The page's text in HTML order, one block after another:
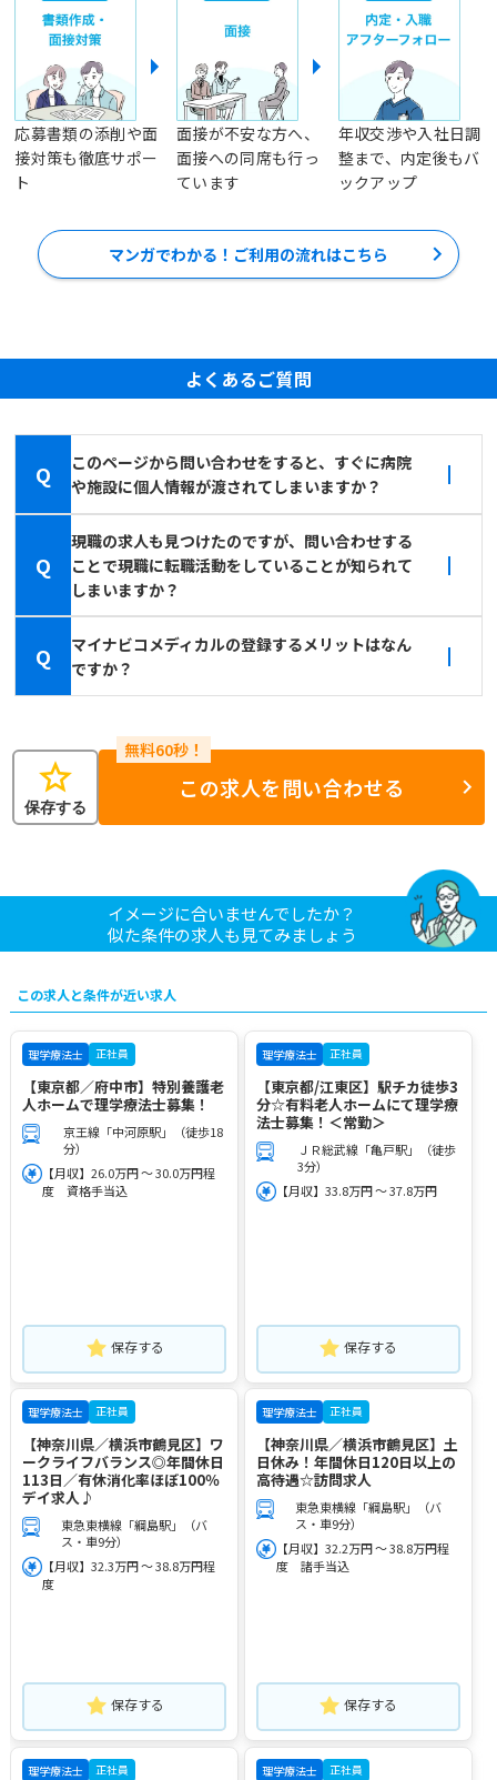
応募書類の添削や面
接対策も徹底サポー
ト
面接が不安な方へ、
面接への同席も行っ
ています
年収交渉や入社日調
整まで、内定後もバ
ックアップ
マンガでわかる！ご利用の流れはこちら
よくあるご質問
Q
このページから問い合わせをすると、すぐに病院
や施設に個人情報が渡されてしまいますか？
Q
現職の求人も見つけたのですが、問い合わせする
ことで現職に転職活動をしていることが知られて
しまいますか？
Q
マイナビコメディカルの登録するメリットはなん
ですか？
star
保存する
この求人を問い合わせる
イメージに合いませんでしたか？
似た条件の求人も見てみましょう
この求人と条件が近い求人
理学療法士 正社員
【東京都／府中市】特別養護老
人ホームで理学療法士募集！
京王線「中河原駅」（徒歩18
分）
【月収】26.0万円 ～ 30.0万円程
度 資格手当込
保存する
理学療法士 正社員
【東京都/江東区】駅チカ徒歩3
分☆有料老人ホームにて理学療
法士募集！＜常勤＞
ＪＲ総武線「亀戸駅」（徒歩
3分）
【月収】33.8万円 ～ 37.8万円
保存する
理学療法士 正社員
【神奈川県／横浜市鶴見区】ワ
ークライフバランス◎年間休日
113日／有休消化率ほぼ100％
デイ求人♪
東急東横線「綱島駅」（バ
ス・車9分）
【月収】32.3万円 ～ 38.8万円程
度
保存する
理学療法士 正社員
【神奈川県／横浜市鶴見区】土
日休み！年間休日120日以上の
高待遇☆訪問求人
東急東横線「綱島駅」（バ
ス・車9分）
【月収】32.2万円 ～ 38.8万円程
度 諸手当込
保存する
理学療法士 正社員 理学療法士 正社員